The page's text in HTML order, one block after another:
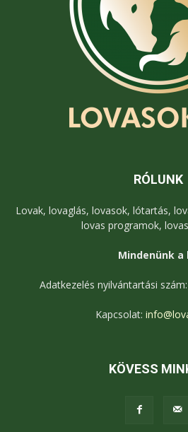
RÓLUNK
Lovak, lovaglás, lovasok, lótartás,
lovas programok,
Mindenünk a
Adatkezelés nyilvántartási
Kapcsolat:
KÖVESS